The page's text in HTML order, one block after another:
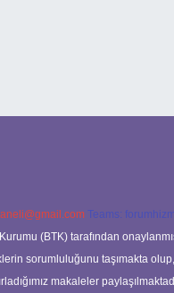
Teams:
(BTK) tarafından
sorumluluğunu taşımakta
makaleler